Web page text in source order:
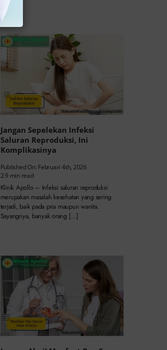
Jangan Sepelekan Infeksi
Saluran Reproduksi, Ini
Komplikasinya
Published On: Februari 4th, 2026
2.9 min read
Klinik Apollo – Infeksi saluran reproduksi
merupakan masalah kesehatan yang sering
terjadi, baik pada pria maupun wanita.
Sayangnya, banyak orang […]